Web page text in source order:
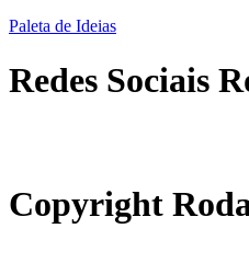
Paleta de Ideias
Redes Sociais
Copyright